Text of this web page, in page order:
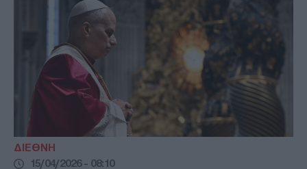
ΔΙΕΘΝΗ
15/04/2026 - 08:10